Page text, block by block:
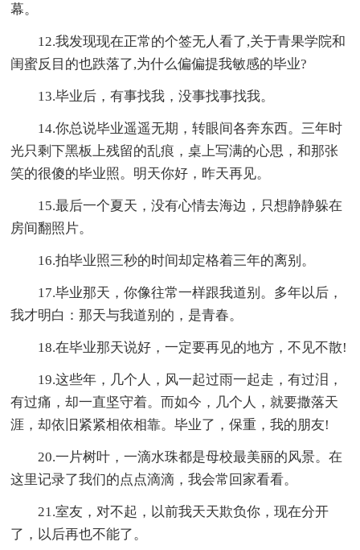
幕。
12.我发现现在正常的个签无人看了,关于青果学院和
闺蜜反目的也跌落了,为什么偏偏提我敏感的毕业?
13.毕业后，有事找我，没事找事找我。
14.你总说毕业遥遥无期，转眼间各奔东西。三年时
光只剩下黑板上残留的乱痕，桌上写满的心思，和那张
笑的很傻的毕业照。明天你好，昨天再见。
15.最后一个夏天，没有心情去海边，只想静静躲在
房间翻照片。
16.拍毕业照三秒的时间却定格着三年的离别。
17.毕业那天，你像往常一样跟我道别。多年以后，
我才明白：那天与我道别的，是青春。
18.在毕业那天说好，一定要再见的地方，不见不散!
19.这些年，几个人，风一起过雨一起走，有过泪，
有过痛，却一直坚守着。而如今，几个人，就要撒落天
涯，却依旧紧紧相依相靠。毕业了，保重，我的朋友!
20.一片树叶，一滴水珠都是母校最美丽的风景。在
这里记录了我们的点点滴滴，我会常回家看看。
21.室友，对不起，以前我天天欺负你，现在分开
了，以后再也不能了。